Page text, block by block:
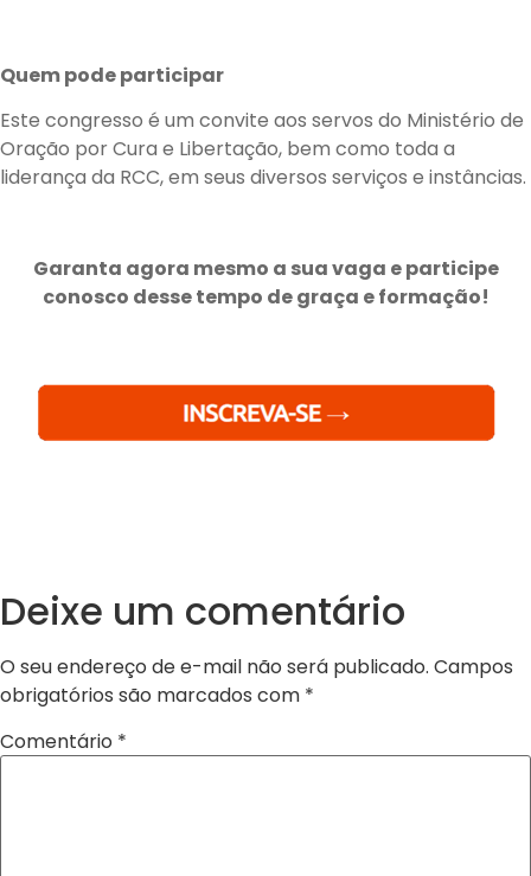
Quem pode participar
Este congresso é um convite aos servos do Ministério de
Oração por Cura e Libertação, bem como toda a
liderança da RCC, em seus diversos serviços e instâncias.
Garanta agora mesmo a sua vaga e participe
conosco desse tempo de graça e formação!
Deixe um comentário
O seu endereço de e-mail não será publicado. Campos
obrigatórios são marcados com *
Comentário *